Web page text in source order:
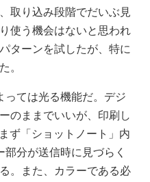
取り込み段階でだいぶ見
使う機会はないと思われ
ターンを試したが、特に
。
ては光る機能だ。デジ
のままでいいが、印刷し
ず「ショットノート」内
分が送信時に見づらく
。また、カラーである必